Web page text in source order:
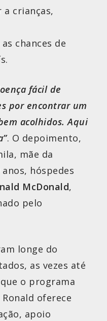
a crianças,
chances de
fácil de
por encontrar um
acolhidos. Aqui
. O depoimento,
mãe da
hóspedes
McDonald,
pelo
longe do
as vezes até
o programa
oferece
apoio